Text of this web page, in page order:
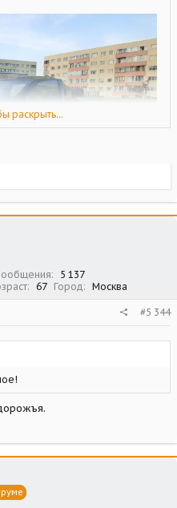
раскрыть...
5 137
67 Город Москва
#5 344